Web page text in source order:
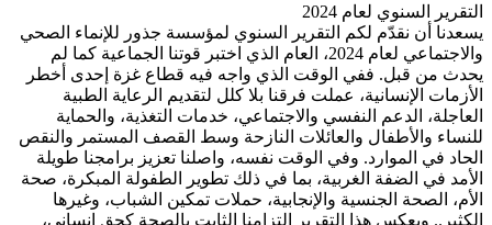
السنوي لعام 2024
أن نقدّم لكم التقرير السنوي لمؤسسة جذور للإنماء الصحي
والاجتماعي لعام 2024، العام الذي اختبر قوتنا الجماعية كما لم
من قبل. ففي الوقت الذي واجه فيه قطاع غزة إحدى أخطر
الإنسانية، عملت فرقنا بلا كلل لتقديم الرعاية الطبية
الدعم النفسي والاجتماعي، خدمات التغذية، والحماية
والأطفال والعائلات النازحة وسط القصف المستمر والنقص
في الموارد. وفي الوقت نفسه، واصلنا تعزيز برامجنا طويلة
في الضفة الغربية، بما في ذلك تطوير الطفولة المبكرة، صحة
الصحة الجنسية والإنجابية، حملات تمكين الشباب، وغيرها
ويعكس هذا التقرير التزامنا الثابت بالصحة كحق إنساني،